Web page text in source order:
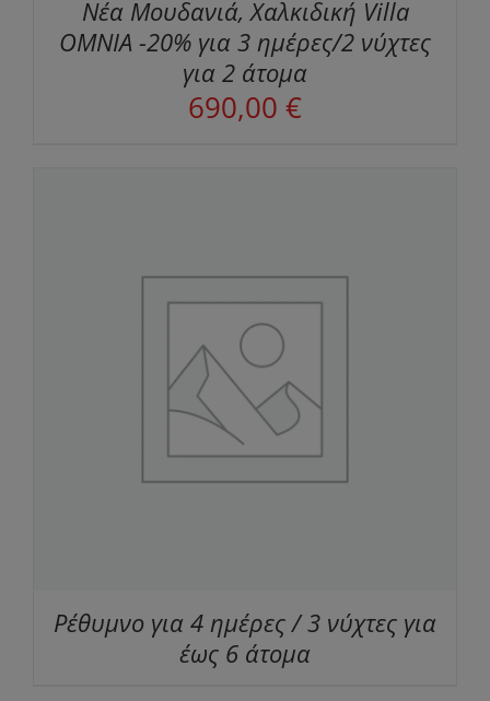
Νέα Μουδανιά, Χαλκιδική Villa
OMNIA -20% για 3 ημέρες/2 νύχτες
για 2 άτομα
690,00 €
Ρέθυμνο για 4 ημέρες / 3 νύχτες για
έως 6 άτομα